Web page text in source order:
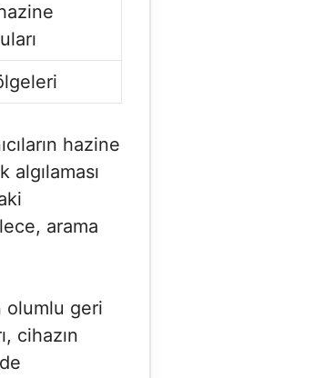
hazine
algılaması
arama
olumlu geri
cihazın